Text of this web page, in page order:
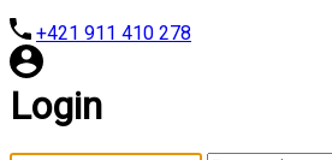
+421 911 410 278
Login